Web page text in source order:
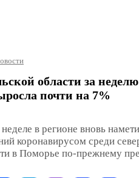
области за
почти на 7%
в регионе вновь
коронавирусом среди
в Поморье по-прежнему